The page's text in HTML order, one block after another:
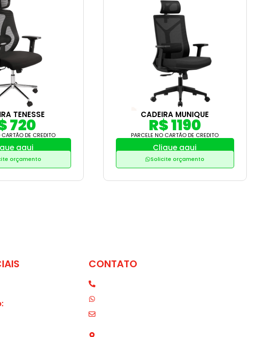
TENESSE
720
CARTÃO DE CREDITO
aqui
orçamento
CADEIRA MUNIQUE
R$ 1190
PARCELE NO CARTÃO DE CREDITO
Clique aqui
Solicite orçamento
CONTATO